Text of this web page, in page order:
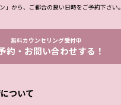
」から、ご都合の良い日時をご予約下さい。
無料カウンセリング受付中
約・お問い合わせする！
ついて